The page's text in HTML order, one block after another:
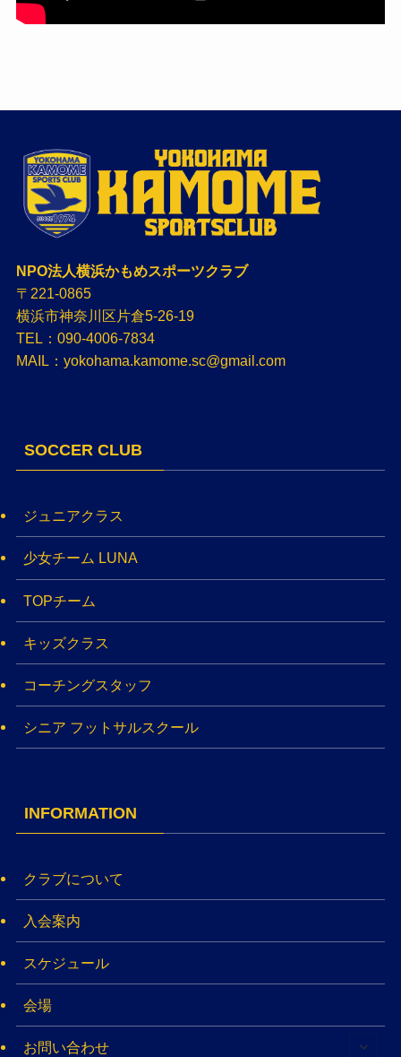
NPO法人横浜かもめスポーツクラブ
〒221-0865
横浜市神奈川区片倉5-26-19
TEL：090-4006-7834
MAIL：yokohama.kamome.sc@gmail.com
SOCCER CLUB
ジュニアクラス
少女チーム LUNA
TOPチーム
キッズクラス
コーチングスタッフ
シニア フットサルスクール
INFORMATION
クラブについて
入会案内
スケジュール
会場
お問い合わせ